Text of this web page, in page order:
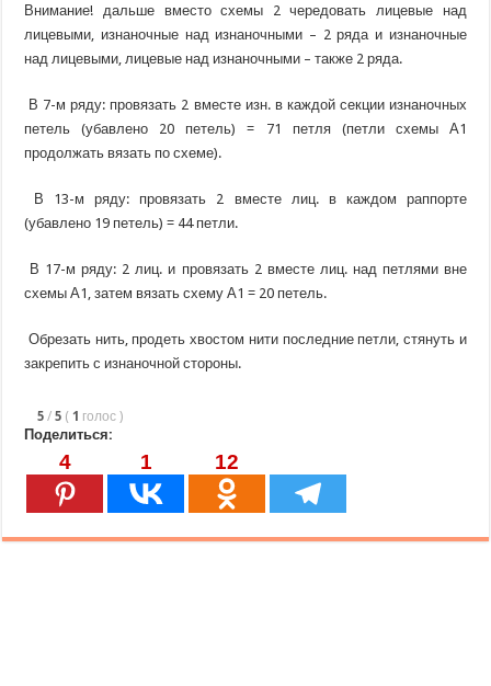
Внимание! дальше вместо схемы 2 чередовать лицевые над
лицевыми, изнаночные над изнаночными – 2 ряда и изнаночные
над лицевыми, лицевые над изнаночными – также 2 ряда.
В 7-м ряду: провязать 2 вместе изн. в каждой секции изнаночных
петель (убавлено 20 петель) = 71 петля (петли схемы А1
продолжать вязать по схеме).
В 13-м ряду: провязать 2 вместе лиц. в каждом раппорте
(убавлено 19 петель) = 44 петли.
В 17-м ряду: 2 лиц. и провязать 2 вместе лиц. над петлями вне
схемы А1, затем вязать схему А1 = 20 петель.
Обрезать нить, продеть хвостом нити последние петли, стянуть и
закрепить с изнаночной стороны.
5 / 5 ( 1 голос)
Поделиться:
4 1 12